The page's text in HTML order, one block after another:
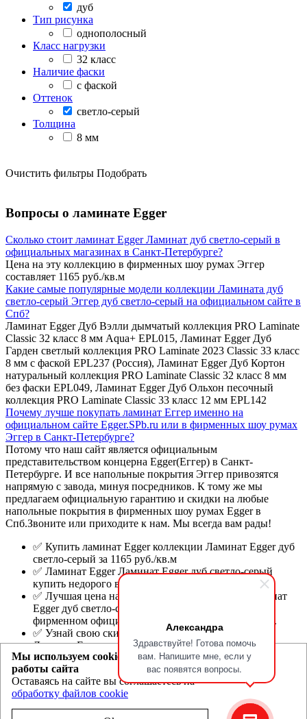
Александра
Здравствуйте! Готова помочь
вам. Напишите мне, если у
вас появятся вопросы.
дуб
Тип рисунка
однополосный
Класс нагрузки
32 класс
Наличие фаски
с фаской
Оттенок
светло-серый
Толщина
8 мм
Очистить фильтры Подобрать
Вопросы о ламинате Egger
Сколько стоит ламинат Egger Ламинат дуб светло-серый в
официальных магазинах в Санкт-Петербурге?
Цена на эту коллекцию в фирменных шоу румах Эггер
составляет 1165 руб./кв.м
Какие самые популярные модели коллекции Ламината дуб
светло-серый Эггер дуб светло-серый на официальном сайте в
Спб?
Ламинат Egger Дуб Вэлли дымчатый коллекция PRO Laminate
Classic 32 класс 8 мм Aqua+ EPL015, Ламинат Egger Дуб
Гарден светлый коллекция PRO Laminate 2023 Classic 33 класс
8 мм с фаской EPL237 (Россия), Ламинат Egger Дуб Кортон
натуральный коллекция PRO Laminate Classic 32 класс 8 мм
без фаски EPL049, Ламинат Egger Дуб Ольхон песочный
коллекция PRO Laminate Classic 33 класс 12 мм EPL142
Почему лучше покупать ламинат Еггер именно на
официальном сайте Egger.SPb.ru или в фирменных шоу румах
Эггер в Санкт-Петербурге?
Потому что наш сайт является официальным
представительством концерна Egger(Еггер) в Санкт-
Петербурге. И все напольные покрытия Эггер привозятся
напрямую с завода, минуя посредников. К тому же мы
предлагаем официальную гарантию и скидки на любые
напольные покрытия в фирменных шоу румах Egger в
Спб.Звоните или приходите к нам. Мы всегда вам рады!
✅ Купить ламинат Egger коллекции Ламинат Egger дуб
светло-серый за 1165 руб./кв.м
✅ Ламинат Egger Ламинат Egger дуб светло-серый
купить недорого в фирменном шоу-руме Эггер.
✅ Лучшая цена на ламинат Egger коллекции Ламинат
Egger дуб светло-серый в Санкт-Петербурге в
фирменном официальном интернет магазине Egger.
✅ Узнай свою скидку на ламинат Egger коллекции
Ламинат Egger дуб светло-серый в официальных шоу-
румах или по телефону.
Egger.spb.ru - магазин ламината Эггер и Ever Sense в Санкт-
Петербурге
Мы используем cookie для улучшения
работы сайта
Оставаясь на сайте вы соглашаетесь на
обработку файлов cookie